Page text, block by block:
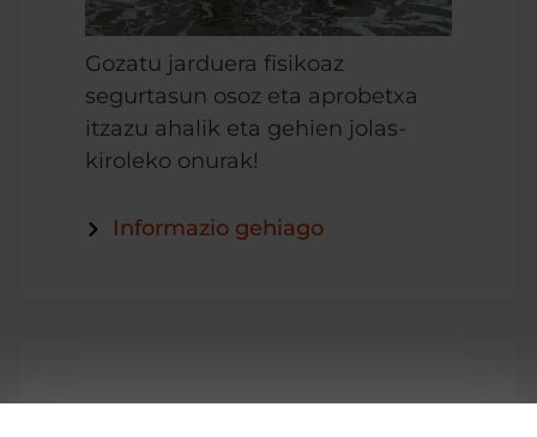
Gozatu jarduera fisikoaz
segurtasun osoz eta aprobetxa
itzazu ahalik eta gehien jolas-
kiroleko onurak!
Informazio gehiago